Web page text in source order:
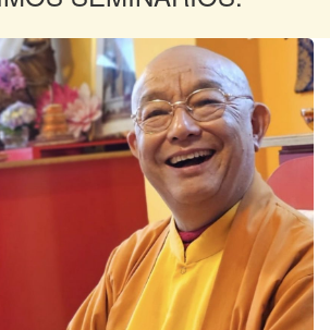
MÁS INFO
MÁS INFO
Y CAFETERÍA